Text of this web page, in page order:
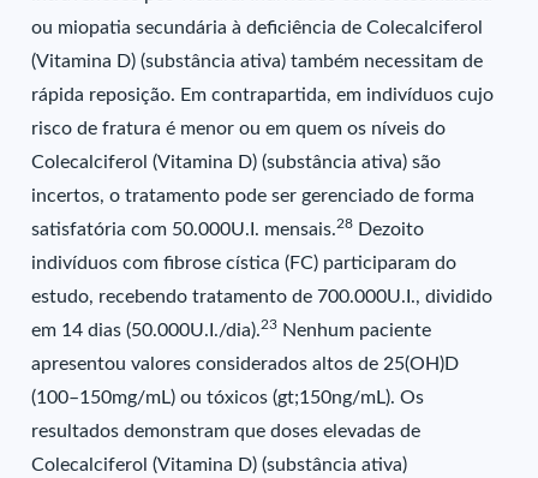
ou miopatia secundária à deficiência de Colecalciferol
(Vitamina D) (substância ativa) também necessitam de
rápida reposição. Em contrapartida, em indivíduos cujo
risco de fratura é menor ou em quem os níveis do
Colecalciferol (Vitamina D) (substância ativa) são
incertos, o tratamento pode ser gerenciado de forma
satisfatória com 50.000U.I. mensais.28 Dezoito
indivíduos com fibrose cística (FC) participaram do
estudo, recebendo tratamento de 700.000U.I., dividido
em 14 dias (50.000U.I./dia).23 Nenhum paciente
apresentou valores considerados altos de 25(OH)D
(100–150mg/mL) ou tóxicos (gt;150ng/mL). Os
resultados demonstram que doses elevadas de
Colecalciferol (Vitamina D) (substância ativa)